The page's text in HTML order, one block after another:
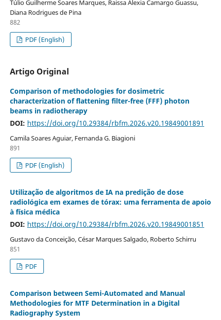
Túlio Guilherme Soares Marques, Raissa Alexia Camargo Guassu,
Diana Rodrigues de Pina
882
PDF (English)
Artigo Original
Comparison of methodologies for dosimetric
characterization of flattening filter-free (FFF) photon
beams in radiotherapy
DOI: https://doi.org/10.29384/rbfm.2026.v20.19849001891
Camila Soares Aguiar, Fernanda G. Biagioni
891
PDF (English)
Utilização de algoritmos de IA na predição de dose
radiológica em exames de tórax: uma ferramenta de apoio
à física médica
DOI: https://doi.org/10.29384/rbfm.2026.v20.19849001851
Gustavo da Conceição, César Marques Salgado, Roberto Schirru
851
PDF
Comparison between Semi-Automated and Manual
Methodologies for MTF Determination in a Digital
Radiography System